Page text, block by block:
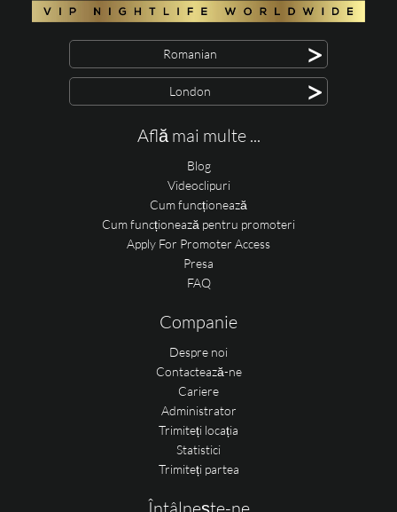
Romanian >
London >
Află mai multe ...
Blog
Videoclipuri
Cum funcționează
Cum funcționează pentru promoteri
Apply For Promoter Access
Presa
FAQ
Companie
Despre noi
Contactează-ne
Cariere
Administrator
Trimiteți locația
Statistici
Trimiteți partea